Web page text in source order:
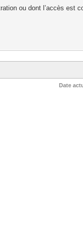
ou dont l’accès est
Date